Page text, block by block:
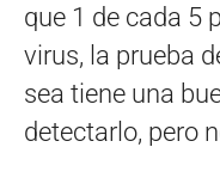
que 1 de cada 5
virus, la prueba
sea tiene una
detectarlo, pero